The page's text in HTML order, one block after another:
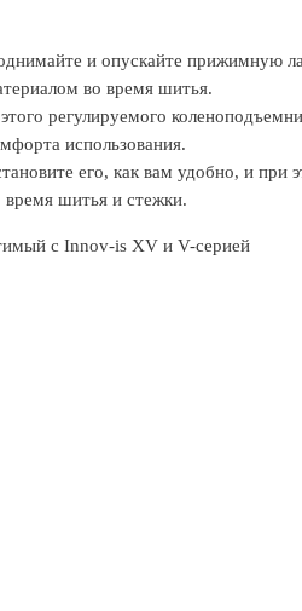
и опускайте прижимную
во время шитья.
регулируемого
использования.
его, как вам удобно, и при
время шитья и стежки.
с Innov-is XV и V-серией